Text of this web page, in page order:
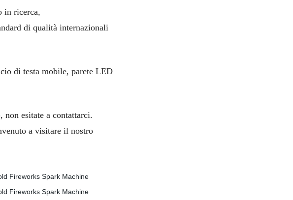
in ricerca,
di qualità internazionali
di testa mobile, parete LED
non esitate a contattarci.
a visitare il nostro